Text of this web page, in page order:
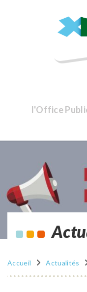
l'Office
Accueil Actualités